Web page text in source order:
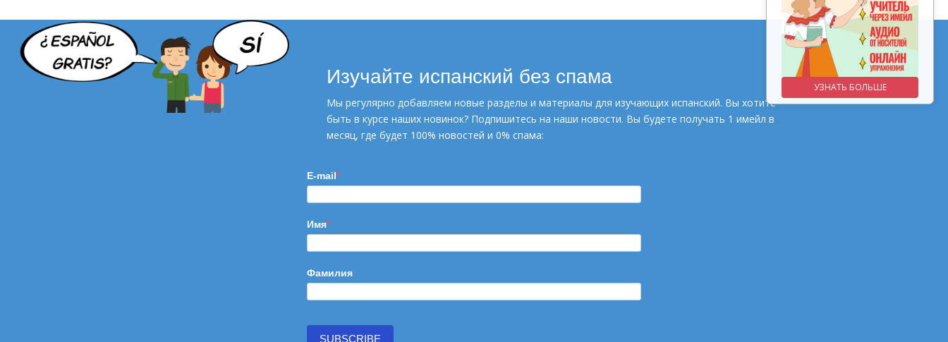
УЗНАТЬ БОЛЬШЕ УЗНАТЬ БОЛЬШЕ
Изучайте испанский без спама
Мы регулярно добавляем новые разделы и материалы для изучающих испанский. Вы хотите
быть в курсе наших новинок? Подпишитесь на наши новости. Вы будете получать 1 имейл в
месяц, где будет 100% новостей и 0% спама:
E-mail
Имя
Фамилия
SUBSCRIBE